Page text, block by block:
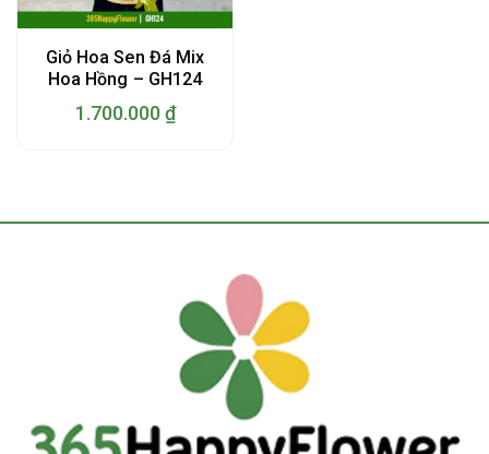
Giỏ Hoa Sen Đá Mix
Hoa Hồng – GH124
1.700.000 ₫